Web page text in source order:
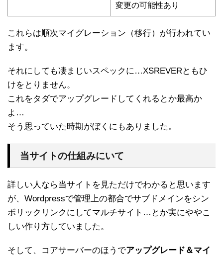
変更の可能性あり
これらは順次マイグレーション（移行）が行われてい
ます。
それにしても凄まじいスペックに…XSREVERともひ
けをとりません。
これをタダでアップグレードしてくれるとか最高か
よ…
そう思っていた時期がぼくにもありました。
当サイトの仕組みにいて
詳しい人なら当サイトを見ただけでわかると思います
が、Wordpressで管理上の都合でサブドメインをシン
ボリックリンクにしてマルチサイト…とか実にややこ
しい作り方していました。
そして、コアサーバーのほうでアップグレード＆マイ